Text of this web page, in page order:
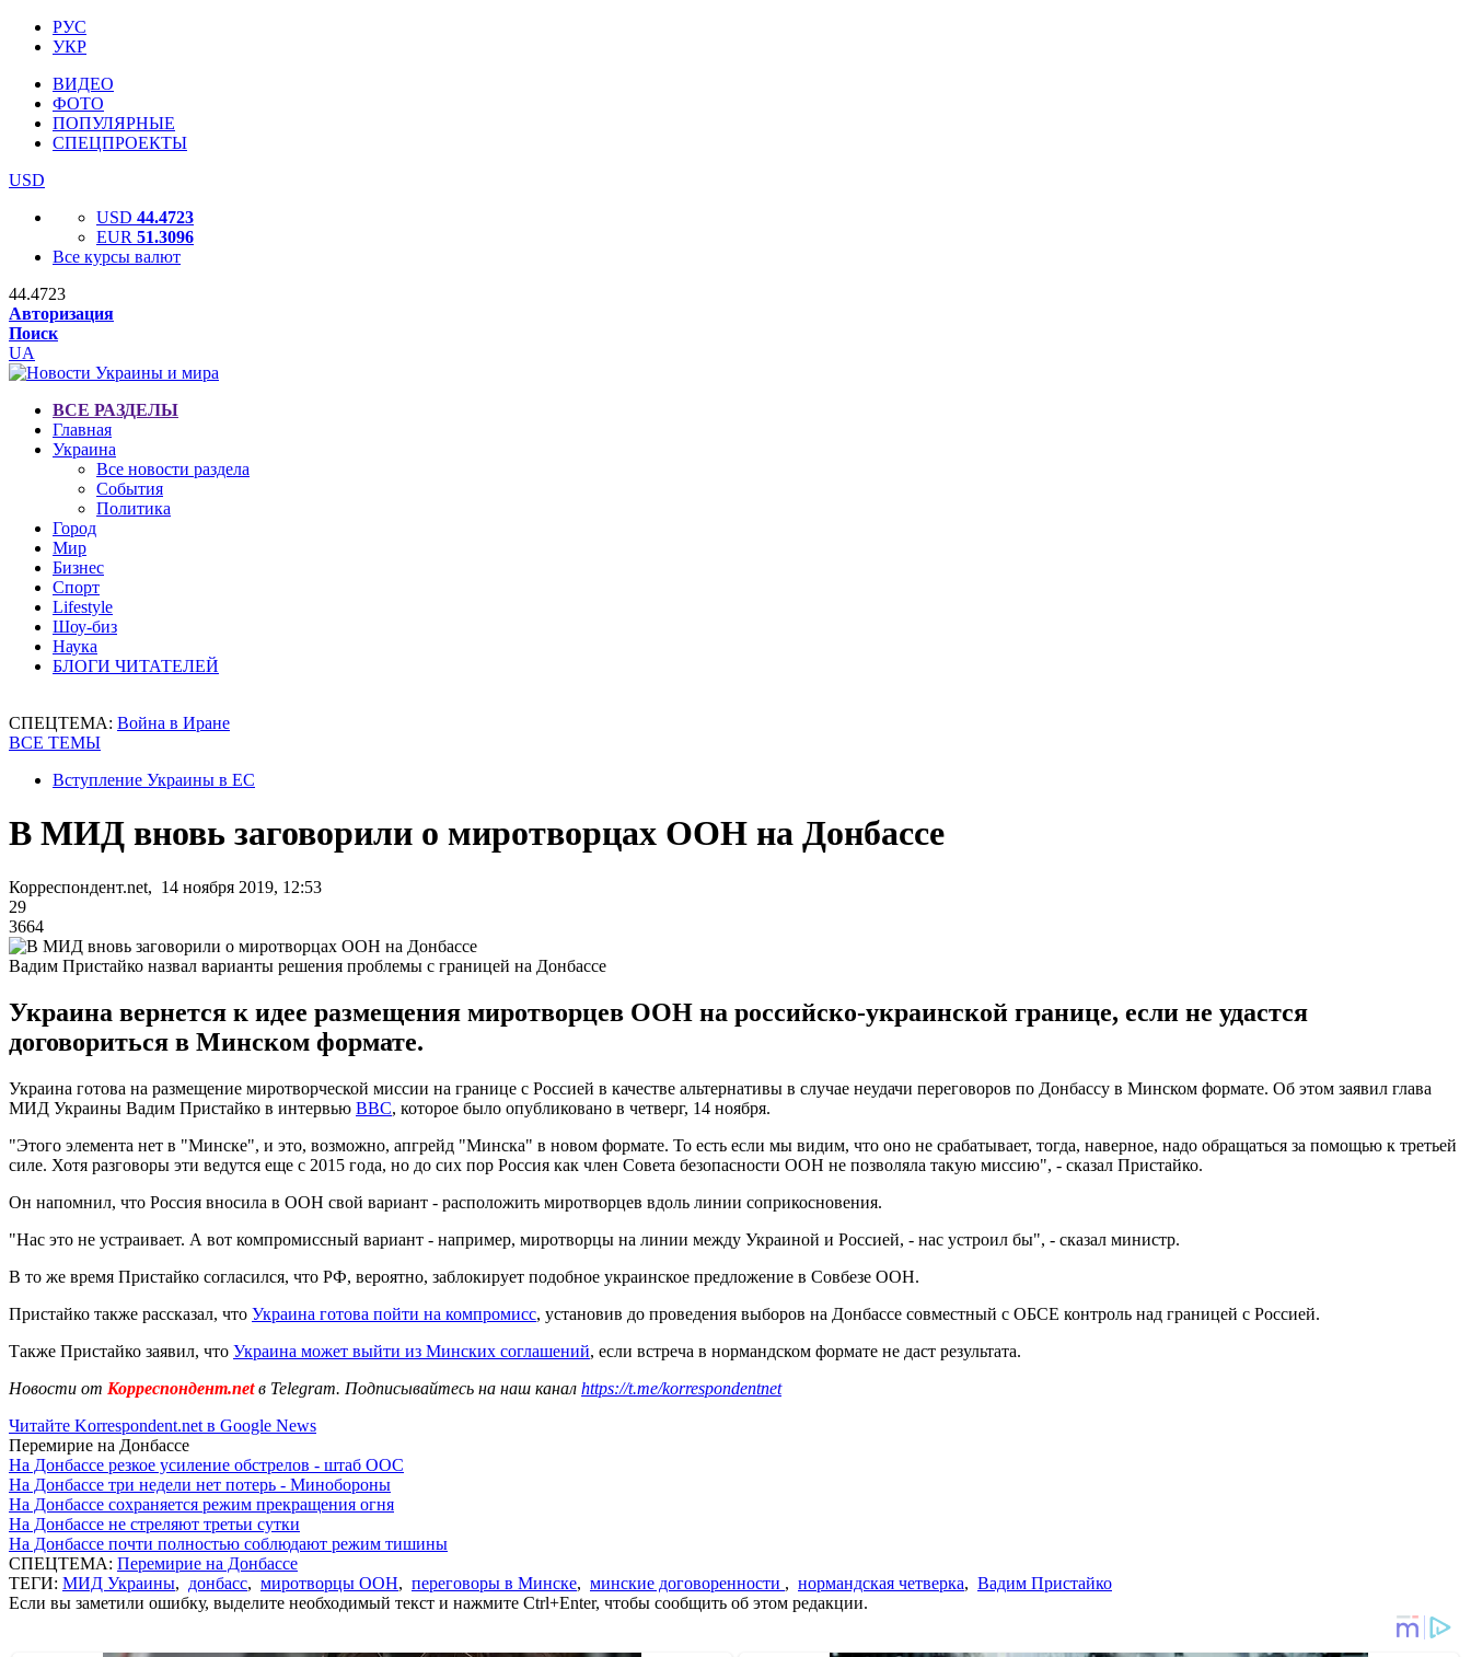
РУС
УКР
ВИДЕО
ФОТО
ПОПУЛЯРНЫЕ
СПЕЦПРОЕКТЫ
USD
USD 44.4723
EUR 51.3096
Все курсы валют
44.4723
Авторизация
Поиск
UA
ВСЕ РАЗДЕЛЫ
Главная
Украина
Все новости раздела
События
Политика
Город
Мир
Бизнес
Спорт
Lifestyle
Шоу-биз
Наука
БЛОГИ ЧИТАТЕЛЕЙ
СПЕЦТЕМА: Война в Иране
ВСЕ ТЕМЫ
Вступление Украины в ЕС
В МИД вновь заговорили о миротворцах ООН на Донбассе
Корреспондент.net, 14 ноября 2019, 12:53
29
3664
Вадим Пристайко назвал варианты решения проблемы с границей на Донбассе
Украина вернется к идее размещения миротворцев ООН на российско-украинской границе, если не удастся
договориться в Минском формате.
Украина готова на размещение миротворческой миссии на границе с Россией в качестве альтернативы в случае неудачи переговоров по Донбассу в Минском формате. Об этом заявил глава
МИД Украины Вадим Пристайко в интервью ВВС, которое было опубликовано в четверг, 14 ноября.
"Этого элемента нет в "Минске", и это, возможно, апгрейд "Минска" в новом формате. То есть если мы видим, что оно не срабатывает, тогда, наверное, надо обращаться за помощью к третьей
силе. Хотя разговоры эти ведутся еще с 2015 года, но до сих пор Россия как член Совета безопасности ООН не позволяла такую ​​миссию", - сказал Пристайко.
Он напомнил, что Россия вносила в ООН свой вариант - расположить миротворцев вдоль линии соприкосновения.
"Нас это не устраивает. А вот компромиссный вариант - например, миротворцы на линии между Украиной и Россией, - нас устроил бы", - сказал министр.
В то же время Пристайко согласился, что РФ, вероятно, заблокирует подобное украинское предложение в Совбезе ООН.
Пристайко также рассказал, что Украина готова пойти на компромисс, установив до проведения выборов на Донбассе совместный с ОБСЕ контроль над границей с Россией.
Также Пристайко заявил, что Украина может выйти из Минских соглашений, если встреча в нормандском формате не даст результата.
Новости от Корреспондент.netв Telegram. Подписывайтесь на наш канал https://t.me/korrespondentnet
Читайте Korrespondent.net в Google News
Перемирие на Донбассе
На Донбассе резкое усиление обстрелов - штаб ООС
На Донбассе три недели нет потерь - Минобороны
На Донбассе сохраняется режим прекращения огня
На Донбассе не стреляют третьи сутки
На Донбассе почти полностью соблюдают режим тишины
СПЕЦТЕМА: Перемирие на Донбассе
ТЕГИ: МИД Украины, донбасс, миротворцы ООН, переговоры в Минске, минские договоренности , нормандская четверка, Вадим Пристайко
Если вы заметили ошибку, выделите необходимый текст и нажмите Ctrl+Enter, чтобы сообщить об этом редакции.